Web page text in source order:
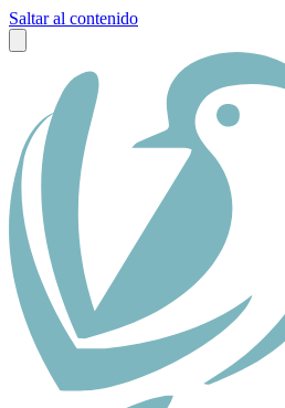
Saltar al contenido